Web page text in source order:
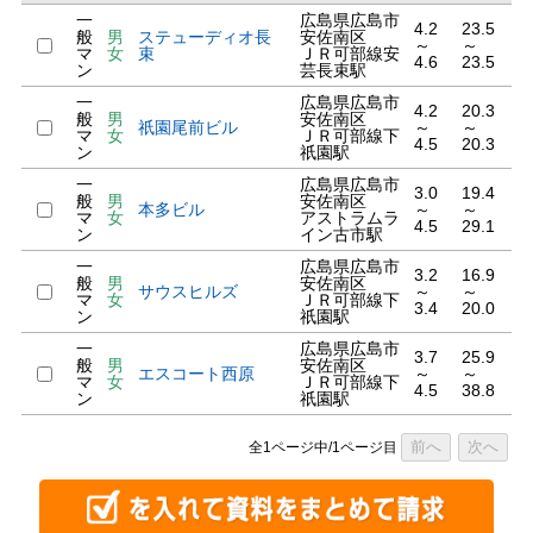
一
般
マ
ン
男
女
ステューディオ長
束
広島県広島市
安佐南区
ＪＲ可部線安
芸長束駅
4.2
～
4.6
23.5
～
23.5
一
般
マ
ン
男
女
祇園尾前ビル
広島県広島市
安佐南区
ＪＲ可部線下
祇園駅
4.2
～
4.5
20.3
～
20.3
一
般
マ
ン
男
女
本多ビル
広島県広島市
安佐南区
アストラムラ
イン古市駅
3.0
～
4.5
19.4
～
29.1
一
般
マ
ン
男
女
サウスヒルズ
広島県広島市
安佐南区
ＪＲ可部線下
祇園駅
3.2
～
3.4
16.9
～
20.0
一
般
マ
ン
男
女
エスコート西原
広島県広島市
安佐南区
ＪＲ可部線下
祇園駅
3.7
～
4.5
25.9
～
38.8
全1ページ中/1ページ目 前へ 次へ